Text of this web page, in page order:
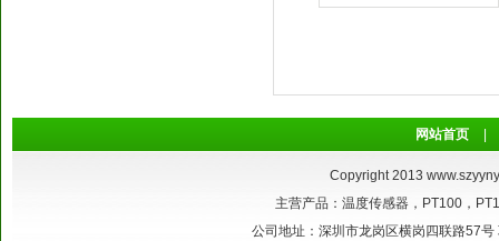
网站首页
Copyright 2013
主营产品：温度传感器，PT100，
公司地址：深圳市龙岗区横岗四联路57